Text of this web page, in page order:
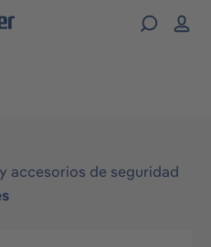
accesorios de seguridad